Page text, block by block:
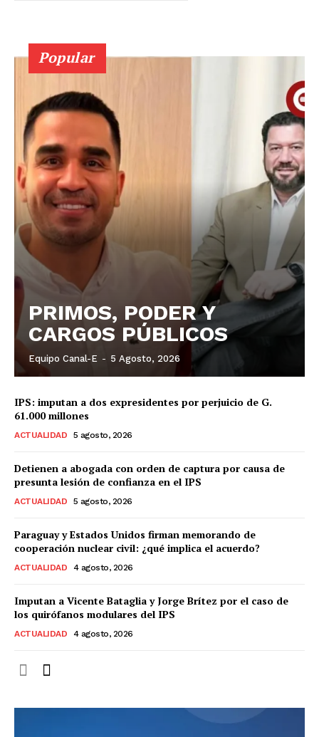
Popular
PRIMOS, PODER Y
CARGOS PÚBLICOS
Equipo Canal-E - 5 Agosto, 2026
IPS: imputan a dos expresidentes por perjuicio de G.
61.000 millones
ACTUALIDAD 5 agosto, 2026
Detienen a abogada con orden de captura por causa de
presunta lesión de confianza en el IPS
ACTUALIDAD 5 agosto, 2026
Paraguay y Estados Unidos firman memorando de
cooperación nuclear civil: ¿qué implica el acuerdo?
ACTUALIDAD 4 agosto, 2026
Imputan a Vicente Bataglia y Jorge Brítez por el caso de
los quirófanos modulares del IPS
ACTUALIDAD 4 agosto, 2026